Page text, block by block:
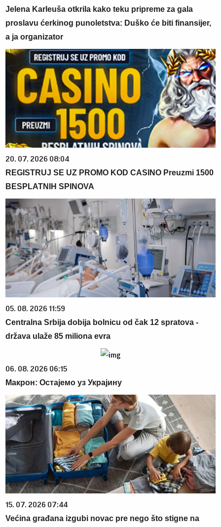
Jelena Karleuša otkrila kako teku pripreme za gala
proslavu ćerkinog punoletstva: Duško će biti finansijer,
a ja organizator
20. 07. 2026 08:04
REGISTRUJ SE UZ PROMO KOD CASINO Preuzmi 1500
BESPLATNIH SPINOVA
05. 08. 2026 11:59
Centralna Srbija dobija bolnicu od čak 12 spratova -
država ulaže 85 miliona evra
06. 08. 2026 06:15
Макрон: Остајемо уз Украјину
15. 07. 2026 07:44
Većina građana izgubi novac pre nego što stigne na